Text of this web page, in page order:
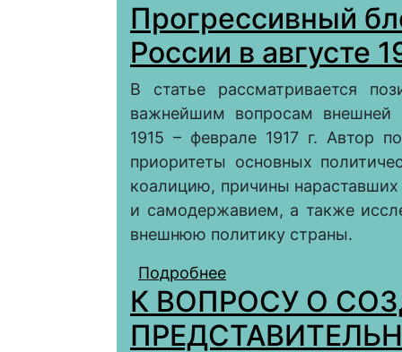
Прогрессивный
России в августе
В статье рассматривается
важнейшим вопросам внешней
1915 – феврале 1917 г. Автор
приоритеты основных
коалицию, причины
и самодержавием, а также
внешнюю политику страны.
Подробнее
– феврале 1917 года
К ВОПРОСУ О